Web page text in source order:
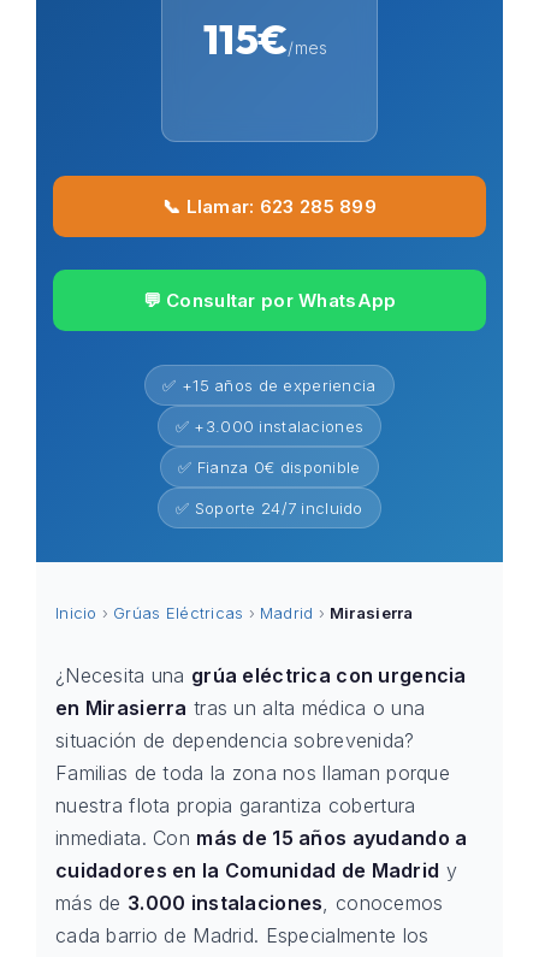
115€/mes
📞 Llamar: 623 285 899
💬 Consultar por WhatsApp
✅ +15 años de experiencia
✅ +3.000 instalaciones
✅ Fianza 0€ disponible
✅ Soporte 24/7 incluido
Inicio › Grúas Eléctricas › Madrid › Mirasierra
¿Necesita una grúa eléctrica con urgencia
en Mirasierra tras un alta médica o una
situación de dependencia sobrevenida?
Familias de toda la zona nos llaman porque
nuestra flota propia garantiza cobertura
inmediata. Con más de 15 años ayudando a
cuidadores en la Comunidad de Madrid y
más de 3.000 instalaciones, conocemos
cada barrio de Madrid. Especialmente los